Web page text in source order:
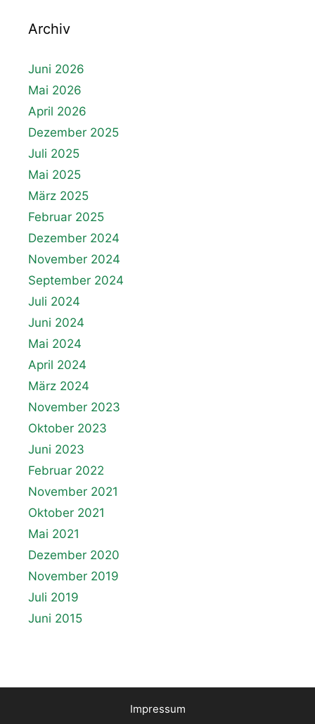
Archiv
Juni 2026
Mai 2026
April 2026
Dezember 2025
Juli 2025
Mai 2025
März 2025
Februar 2025
Dezember 2024
November 2024
September 2024
Juli 2024
Juni 2024
Mai 2024
April 2024
März 2024
November 2023
Oktober 2023
Juni 2023
Februar 2022
November 2021
Oktober 2021
Mai 2021
Dezember 2020
November 2019
Juli 2019
Juni 2015
Impressum